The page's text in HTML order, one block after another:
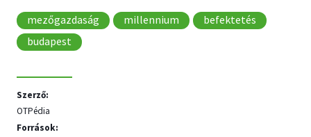
mezőgazdaság millennium
befektetés
budapest
Szerző:
OTPédia
Források: